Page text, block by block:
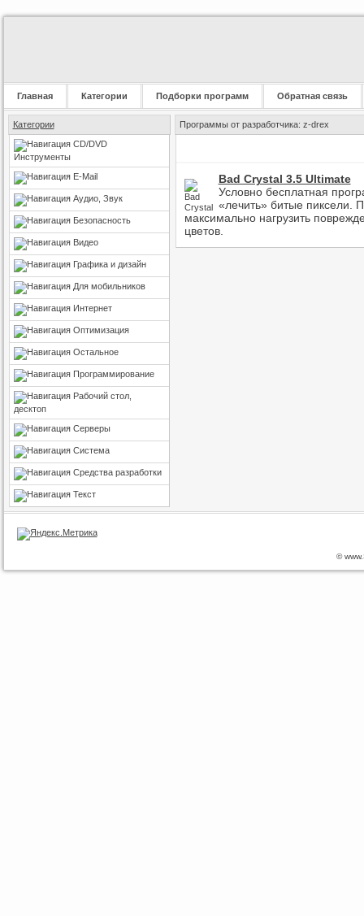
Главная Категории Подборки программ Обратная связь
Категории
CD/DVD
Инструменты
E-Mail
Аудио, Звук
Безопасность
Видео
Графика и дизайн
Для мобильников
Интернет
Оптимизация
Остальное
Программирование
Рабочий стол,
десктоп
Серверы
Система
Средства разработки
Текст
Программы от разработчика: z-drex
Bad Crystal 3.5 Ultimate
Условно бесплатная
«лечить» битые пиксели.
максимально нагрузить
цветов.
©